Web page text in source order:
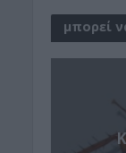
μπορεί